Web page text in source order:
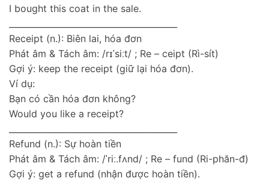
I bought this coat in the sale.
Receipt (n.): Biên lai, hóa đơn
Phát âm & Tách âm: /rɪˈsiːt/ ; Re – ceipt (Rì-sít)
Gợi ý: keep the receipt (giữ lại hóa đơn).
Ví dụ:
Bạn có cần hóa đơn không?
Would you like a receipt?
Refund (n.): Sự hoàn tiền
Phát âm & Tách âm: /ˈriː.fʌnd/ ; Re – fund (Ri-phăn-đ)
Gợi ý: get a refund (nhận được hoàn tiền).